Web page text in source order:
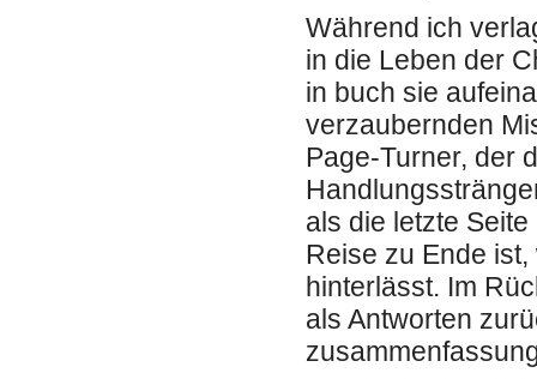
Während ich
in die Leben der
in buch sie
verzaubernden
Page-Turner, der
als die letzte
Reise zu Ende
hinterlässt. Im
als Antworten